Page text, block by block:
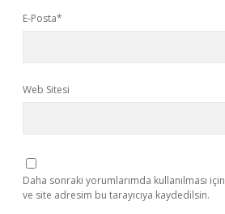
E-Posta*
Web Sitesi
Daha sonraki yorumlarımda kullanılması
ve site adresim bu tarayıcıya kaydedilsin.